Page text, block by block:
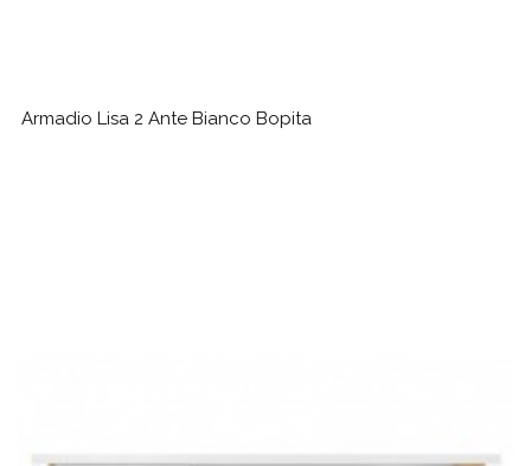
Armadio Lisa 2 Ante Bianco Bopita